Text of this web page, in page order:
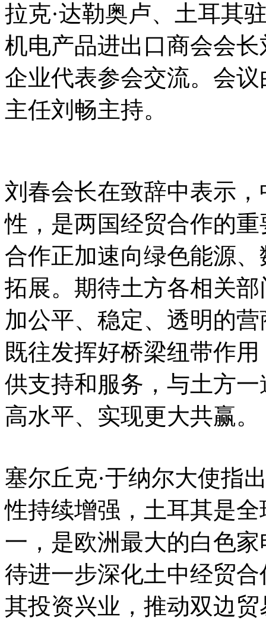
拉克·达勒奥卢、土耳其
机电产品进出口商会会
企业代表参会交流。会
主任刘畅主持。
刘春会长在致辞中表示
性，是两国经贸合作的
合作正加速向绿色能源
拓展。期待土方各相关
加公平、稳定、透明的
既往发挥好桥梁纽带作
供支持和服务，与土方
高水平、实现更大共赢。
塞尔丘克·于纳尔大使指
性持续增强，土耳其是
一，是欧洲最大的白色
待进一步深化土中经贸
其投资兴业，推动双边